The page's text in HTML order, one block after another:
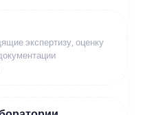
экспертизу, оценку